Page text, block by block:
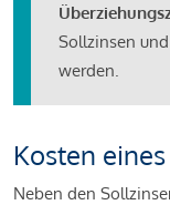
Sollzinsen
werden.
Kosten
Neben den